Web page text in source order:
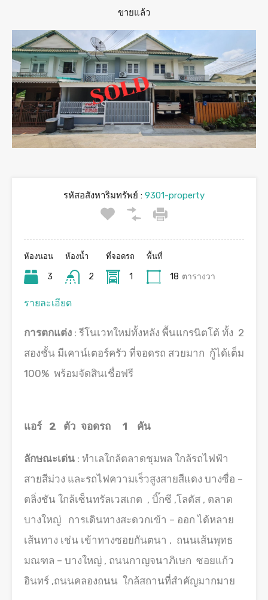
ขายแล้ว
รหัสอสังหาริมทรัพย์ : 9301-property
ห้องนอน
3
ห้องน้ำ
2
ที่จอดรถ
1
พื้นที่
18 ตารางวา
รายละเอียด
การตกแต่ง : รีโนเวทใหม่ทั้งหลัง พื้นแกรนิตโต้ ทั้ง 2
สองชั้น มีเคาน์เตอร์ครัว ที่จอดรถ สวยมาก กู้ได้เต็ม
100% พร้อมจัดสินเชื่อฟรี
แอร์ 2 ตัว จอดรถ 1 คัน
ลักษณะเด่น : ทำเลใกล้ตลาดชุมพล ใกล้รถไฟฟ้า
สายสีม่วง และรถไฟความเร็วสูงสายสีแดง บางซื่อ –
ตลิ่งชัน ใกล้เซ็นทรัลเวสเกต , บิ๊กซี ,โลตัส , ตลาด
บางใหญ่ การเดินทางสะดวกเข้า – ออก ได้หลาย
เส้นทาง เช่น เข้าทางซอยกันตนา , ถนนเส้นพุทธ
มณฑล – บางใหญ่ , ถนนกาญจนาภิเษก ซอยแก้ว
อินทร์ ,ถนนคลองถนน ใกล้สถานที่สำคัญมากมาย